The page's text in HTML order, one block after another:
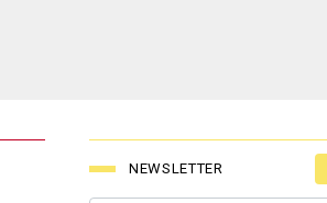
NEWSLETTER